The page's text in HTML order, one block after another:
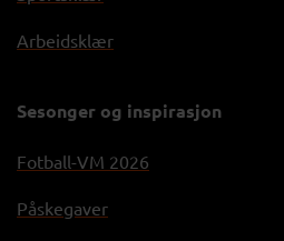
Arbeidsklær
Sesonger og inspirasjon
Fotball-VM 2026
Påskegaver